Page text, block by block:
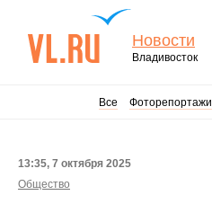
Новости
Владивосток
Все Фоторепортажи
13:35, 7 октября 2025
Общество